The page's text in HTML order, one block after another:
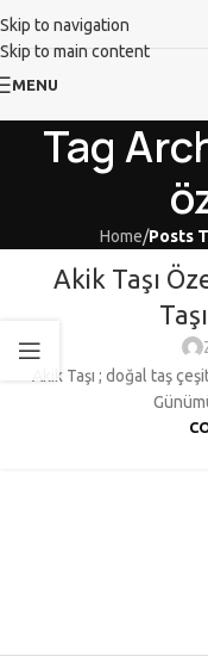
Skip to navigation
Skip to main content
MENU
Tag
Home/Posts
Akik Taşı
Akik Taşı ; doğal taş